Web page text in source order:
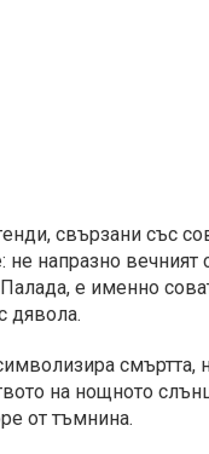
свързани със
напразно вечният
е именно
дявола.
смъртта,
на нощното
от тъмнина.